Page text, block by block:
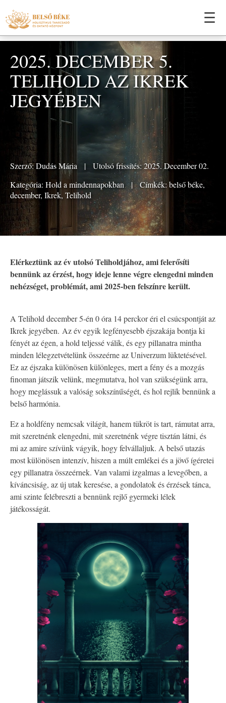
☰
2025. DECEMBER 5.
TELIHOLD AZ IKREK
JEGYÉBEN
Szerző:Dudás Mária |
Utolsó frissítés: 2025. December 02.
Kategória: Hold a mindennapokban | Címkék:belső béke,
december, Ikrek, Telihold
Elérkeztünk az év utolsó Teliholdjához, ami felerősíti
bennünk az érzést, hogy ideje lenne végre elengedni minden
nehézséget, problémát, ami 2025-ben felszínre került.
A Telihold december 5-én 0 óra 14 perckor éri el csúcspontját az
Ikrek jegyében. Az év egyik legfényesebb éjszakája bontja ki
fényét az égen, a hold teljessé válik, és egy pillanatra mintha
minden lélegzetvételünk összeérne az Univerzum lüktetésével.
Ez az éjszaka különösen különleges, mert a fény és a mozgás
finoman játszik velünk, megmutatva, hol van szükségünk arra,
hogy meglássuk a valóság sokszínűségét, és hol rejlik bennünk a
belső harmónia.
Ez a holdfény nemcsak világít, hanem tükröt is tart, rámutat arra,
mit szeretnénk elengedni, mit szeretnénk végre tisztán látni, és
mi az amire szívünk vágyik, hogy felvállaljuk. A belső utazás
most különösen intenzív, hiszen a múlt emlékei és a jövő ígéretei
egy pillanatra összeérnek. Van valami izgalmas a levegőben, a
kíváncsiság, az új utak keresése, a gondolatok és érzések tánca,
ami szinte felébreszti a bennünk rejlő gyermeki lélek
játékosságát.